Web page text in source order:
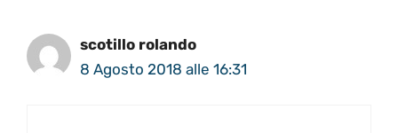
scotillo rolando
8 Agosto 2018 alle 16:31